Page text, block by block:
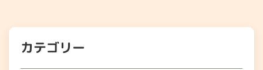
カテゴリー